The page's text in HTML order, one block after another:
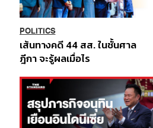
POLITICS
เส้นทางคดี 44 สส. ในชั้นศาล
ฎีกา จะรู้ผลเมื่อไร